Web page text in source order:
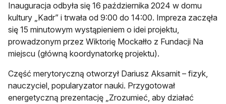
Inauguracja odbyła się 16 października 2024 w domu
kultury „Kadr” i trwała od 9:00 do 14:00. Impreza zaczęła
się 15 minutowym wystąpieniem o idei projektu,
prowadzonym przez Wiktorię Mockałło z Fundacji Na
miejscu (główną koordynatorkę projektu).
Część merytoryczną otworzył Dariusz Aksamit – fizyk,
nauczyciel, popularyzator nauki. Przygotował
energetyczną prezentację „Zrozumieć, aby działać